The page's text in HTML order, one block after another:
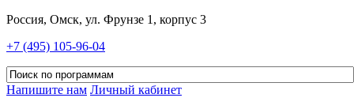
Россия, Омск, ул. Фрунзе 1, корпус 3
+7 (495) 105-96-04
Напишите нам Личный кабинет